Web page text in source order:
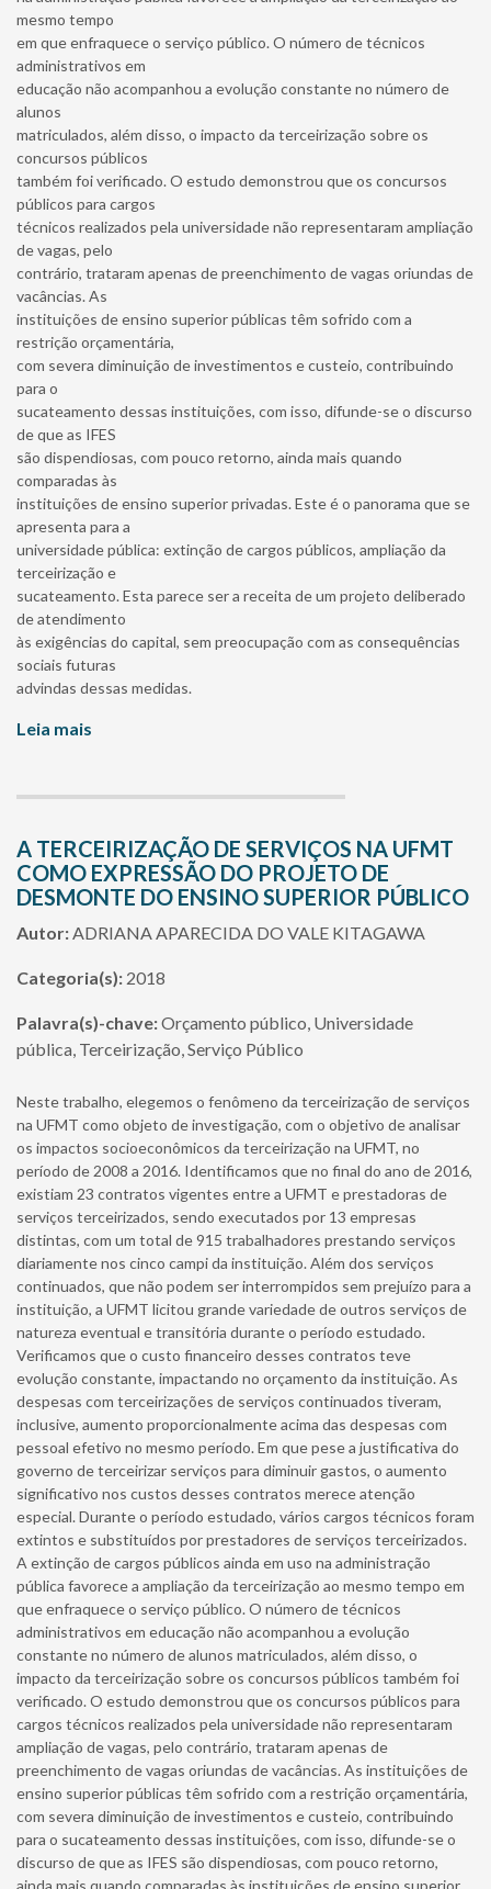
mesmo tempo
em que enfraquece o serviço público. O número de técnicos
administrativos em
educação não acompanhou a evolução constante no número de
alunos
matriculados, além disso, o impacto da terceirização sobre os
concursos públicos
também foi verificado. O estudo demonstrou que os concursos
públicos para cargos
técnicos realizados pela universidade não representaram ampliação
de vagas, pelo
contrário, trataram apenas de preenchimento de vagas oriundas de
vacâncias. As
instituições de ensino superior públicas têm sofrido com a
restrição orçamentária,
com severa diminuição de investimentos e custeio, contribuindo
para o
sucateamento dessas instituições, com isso, difunde-se o discurso
de que as IFES
são dispendiosas, com pouco retorno, ainda mais quando
comparadas às
instituições de ensino superior privadas. Este é o panorama que se
apresenta para a
universidade pública: extinção de cargos públicos, ampliação da
terceirização e
sucateamento. Esta parece ser a receita de um projeto deliberado
de atendimento
às exigências do capital, sem preocupação com as consequências
sociais futuras
advindas dessas medidas.
Leia mais
A TERCEIRIZAÇÃO DE SERVIÇOS NA UFMT
COMO EXPRESSÃO DO PROJETO DE
DESMONTE DO ENSINO SUPERIOR PÚBLICO
Autor:ADRIANA APARECIDA DO VALE KITAGAWA
Categoria(s): 2018
Palavra(s)-chave:Orçamento público, Universidade
pública, Terceirização, Serviço Público
Neste trabalho, elegemos o fenômeno da terceirização de serviços
na UFMT como objeto de investigação, com o objetivo de analisar
os impactos socioeconômicos da terceirização na UFMT, no
período de 2008 a 2016. Identificamos que no final do ano de 2016,
existiam 23 contratos vigentes entre a UFMT e prestadoras de
serviços terceirizados, sendo executados por 13 empresas
distintas, com um total de 915 trabalhadores prestando serviços
diariamente nos cinco campi da instituição. Além dos serviços
continuados, que não podem ser interrompidos sem prejuízo para a
instituição, a UFMT licitou grande variedade de outros serviços de
natureza eventual e transitória durante o período estudado.
Verificamos que o custo financeiro desses contratos teve
evolução constante, impactando no orçamento da instituição. As
despesas com terceirizações de serviços continuados tiveram,
inclusive, aumento proporcionalmente acima das despesas com
pessoal efetivo no mesmo período. Em que pese a justificativa do
governo de terceirizar serviços para diminuir gastos, o aumento
significativo nos custos desses contratos merece atenção
especial. Durante o período estudado, vários cargos técnicos foram
extintos e substituídos por prestadores de serviços terceirizados.
A extinção de cargos públicos ainda em uso na administração
pública favorece a ampliação da terceirização ao mesmo tempo em
que enfraquece o serviço público. O número de técnicos
administrativos em educação não acompanhou a evolução
constante no número de alunos matriculados, além disso, o
impacto da terceirização sobre os concursos públicos também foi
verificado. O estudo demonstrou que os concursos públicos para
cargos técnicos realizados pela universidade não representaram
ampliação de vagas, pelo contrário, trataram apenas de
preenchimento de vagas oriundas de vacâncias. As instituições de
ensino superior públicas têm sofrido com a restrição orçamentária,
com severa diminuição de investimentos e custeio, contribuindo
para o sucateamento dessas instituições, com isso, difunde-se o
discurso de que as IFES são dispendiosas, com pouco retorno,
ainda mais quando comparadas às instituições de ensino superior